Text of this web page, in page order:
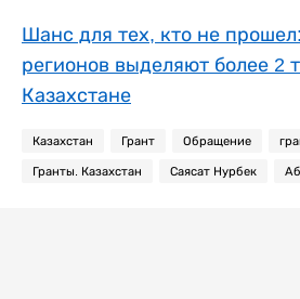
Шанс для тех, кто не
регионов выделяют более 2
Казахстане
Казахстан Грант Обращение
Гранты. Казахстан Саясат Нурбек